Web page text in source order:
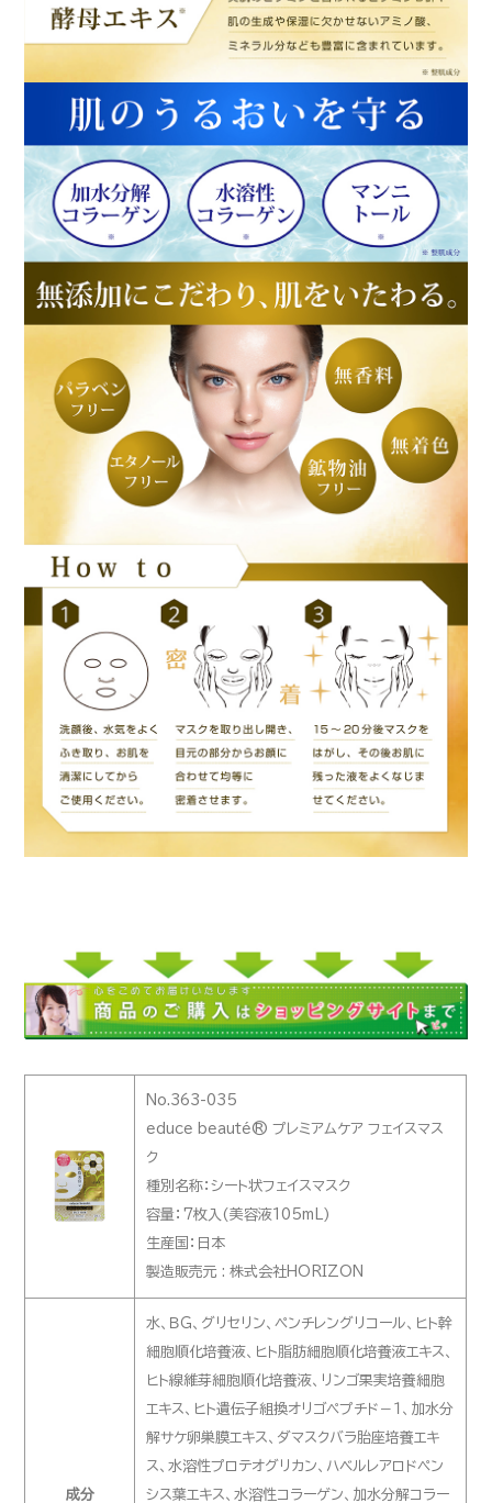
No.363-035
educe beauté® プレミアムケア フェイスマス
ク
種別名称：シート状フェイスマスク
容量：7枚入(美容液105mL)
生産国：日本
製造販売元 : 株式会社HORIZON
成分
水、ＢＧ、グリセリン、ペンチレングリコール、ヒト幹
細胞順化培養液、ヒト脂肪細胞順化培養液エキス、
ヒト線維芽細胞順化培養液、リンゴ果実培養細胞
エキス、ヒト遺伝子組換オリゴペプチド－１、加水分
解サケ卵巣膜エキス、ダマスクバラ胎座培養エキ
ス、水溶性プロテオグリカン、ハベルレアロドペン
シス葉エキス、水溶性コラーゲン、加水分解コラー